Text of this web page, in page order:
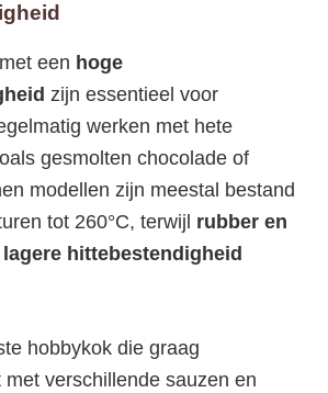
een hoge
zijn essentieel voor
werken met hete
gesmolten chocolade of
modellen zijn meestal bestand
tot 260°C, terwijl rubber en
hittebestendigheid
hobbykok die graag
verschillende sauzen en